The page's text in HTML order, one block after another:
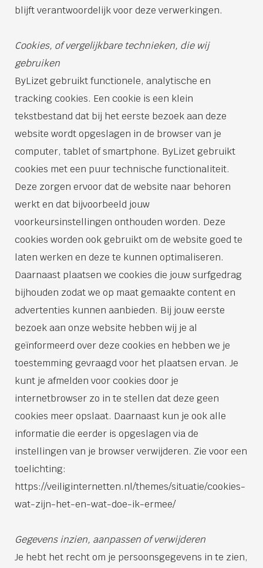
blijft verantwoordelijk voor deze verwerkingen.
Cookies, of vergelijkbare technieken, die wij
gebruiken
ByLizet gebruikt functionele, analytische en
tracking cookies. Een cookie is een klein
tekstbestand dat bij het eerste bezoek aan deze
website wordt opgeslagen in de browser van je
computer, tablet of smartphone. ByLizet gebruikt
cookies met een puur technische functionaliteit.
Deze zorgen ervoor dat de website naar behoren
werkt en dat bijvoorbeeld jouw
voorkeursinstellingen onthouden worden. Deze
cookies worden ook gebruikt om de website goed te
laten werken en deze te kunnen optimaliseren.
Daarnaast plaatsen we cookies die jouw surfgedrag
bijhouden zodat we op maat gemaakte content en
advertenties kunnen aanbieden. Bij jouw eerste
bezoek aan onze website hebben wij je al
geïnformeerd over deze cookies en hebben we je
toestemming gevraagd voor het plaatsen ervan. Je
kunt je afmelden voor cookies door je
internetbrowser zo in te stellen dat deze geen
cookies meer opslaat. Daarnaast kun je ook alle
informatie die eerder is opgeslagen via de
instellingen van je browser verwijderen. Zie voor een
toelichting:
https://veiliginternetten.nl/themes/situatie/cookies-
wat-zijn-het-en-wat-doe-ik-ermee/
Gegevens inzien, aanpassen of verwijderen
Je hebt het recht om je persoonsgegevens in te zien,